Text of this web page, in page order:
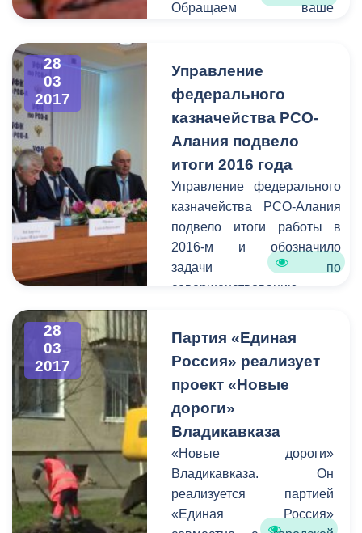
Обращаем ваше
своевременно сообщать
информацию о
планируемом перекрытии
Смысл этого оповещения
состоит в том, чтобы АМС
г. Владикавказ имела
возможность
предупредить остальных
граждан города о
временных неудобствах
28
03
2017
Управление
федерального
казначейства РСО-
Алания подвело
итоги 2016 года
Управление федерального
казначейства РСО-Алания
подвело итоги работы в
2016-м и обозначило
задачи по
совершенствованию
совещании, прошедшем
под председательством
руководителем УФК РСО-
Алания Галины
Айларовой присутствовали:
первый заместитель
Председателя
Правительства РСО-
Алания Ахсарбек
Сабаткоев, Председатель
28
03
2017
Партия «Единая
Россия» реализует
проект «Новые
дороги»
Владикавказа
«Новые дороги»
Владикавказа. Он
реализуется партией
«Единая Россия»